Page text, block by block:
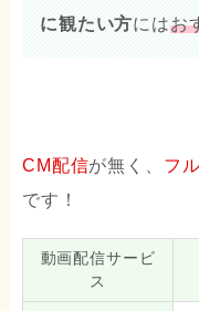
に観たい方にはお
CM配信が無く、 フ
です！
動画配信サービ
ス